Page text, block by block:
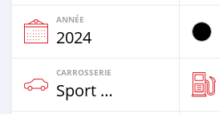
ANNÉE
2024
CARROSSERIE
Sport Bike